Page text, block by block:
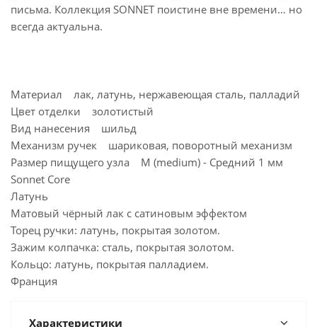
письма. Коллекция SONNET поистине вне времени… но
всегда актуальна.
Материал лак, латунь, нержавеющая сталь, палладий
Цвет отделки золотистый
Вид нанесения шильд
Механизм ручек шариковая, поворотный механизм
Размер пищущего узла М (medium) - Средний 1 мм
Sonnet Core
Латунь
Матовый чёрный лак с сатиновым эффектом
Торец ручки: латунь, покрытая золотом.
Зажим колпачка: сталь, покрытая золотом.
Кольцо: латунь, покрытая палладием.
Франция
Характеристики